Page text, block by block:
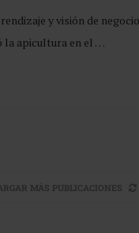
y visión de
la apicultura en el …
MÁS PUBLICACIONES